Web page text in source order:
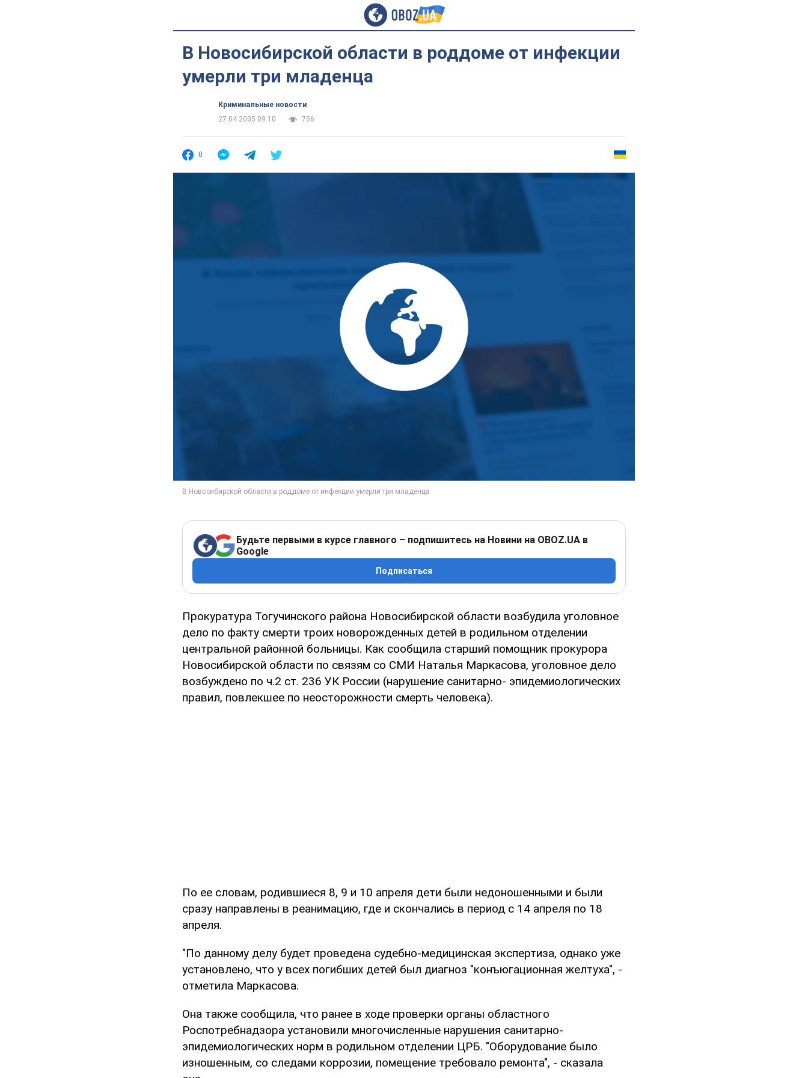
В Новосибирской области в роддоме от инфекции
умерли три младенца
Криминальные новости
27.04.2005 09:10
756
0
Будьте первыми в курсе главного – подпишитесь на Новини на OBOZ.UA в
Google
Подписаться
Прокуратура Тогучинского района Новосибирской области возбудила уголовное
дело по факту смерти троих новорожденных детей в родильном отделении
центральной районной больницы. Как сообщила старший помощник прокурора
Новосибирской области по связям со СМИ Наталья Маркасова, уголовное дело
возбуждено по ч.2 ст. 236 УК России (нарушение санитарно- эпидемиологических
правил, повлекшее по неосторожности смерть человека).
По ее словам, родившиеся 8, 9 и 10 апреля дети были недоношенными и были
сразу направлены в реанимацию, где и скончались в период с 14 апреля по 18
апреля.
"По данному делу будет проведена судебно-медицинская экспертиза, однако уже
установлено, что у всех погибших детей был диагноз "конъюгационная желтуха", -
отметила Маркасова.
Она также сообщила, что ранее в ходе проверки органы областного
Роспотребнадзора установили многочисленные нарушения санитарно-
эпидемиологических норм в родильном отделении ЦРБ. "Оборудование было
изношенным, со следами коррозии, помещение требовало ремонта", - сказала